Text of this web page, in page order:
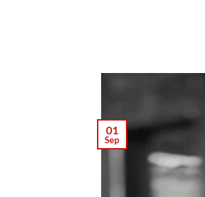
01
Sep